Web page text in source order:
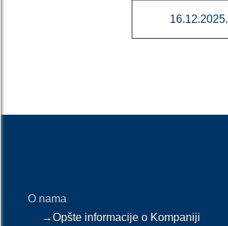
16.12.2025.
O nama
→Opšte informacije o Kompaniji